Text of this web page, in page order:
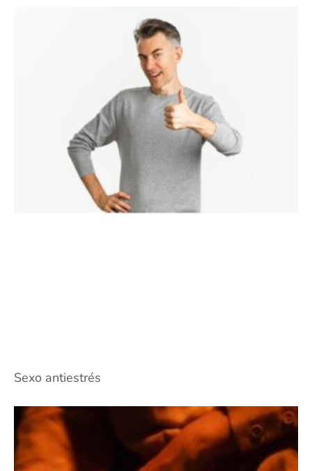
Sexo antiestrés